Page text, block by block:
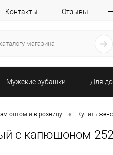
Контакты Отзывы
Мужские рубашки Для
оптом и в розницу • Купить
с капюшоном